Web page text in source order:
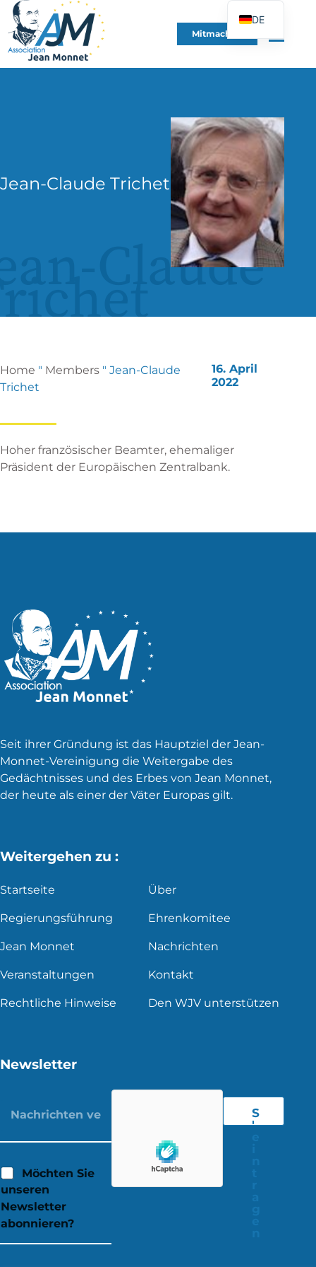
Mitmachen
Jean-Claude Trichet
Claude
Home " Members " Jean-Claude
Trichet
16. April
2022
Hoher französischer Beamter, ehemaliger
Präsident der Europäischen Zentralbank.
Seit ihrer Gründung ist das Hauptziel der Jean-
Monnet-Vereinigung die Weitergabe des
Gedächtnisses und des Erbes von Jean Monnet,
der heute als einer der Väter Europas gilt.
Weitergehen zu :
Startseite Über
Regierungsführung Ehrenkomitee
Jean Monnet Nachrichten
Veranstaltungen Kontakt
Rechtliche Hinweise Den WJV unterstützen
Newsletter
Möchten Sie
unseren
Newsletter
abonnieren?
S
'
DE
FR
EN
PT
UK